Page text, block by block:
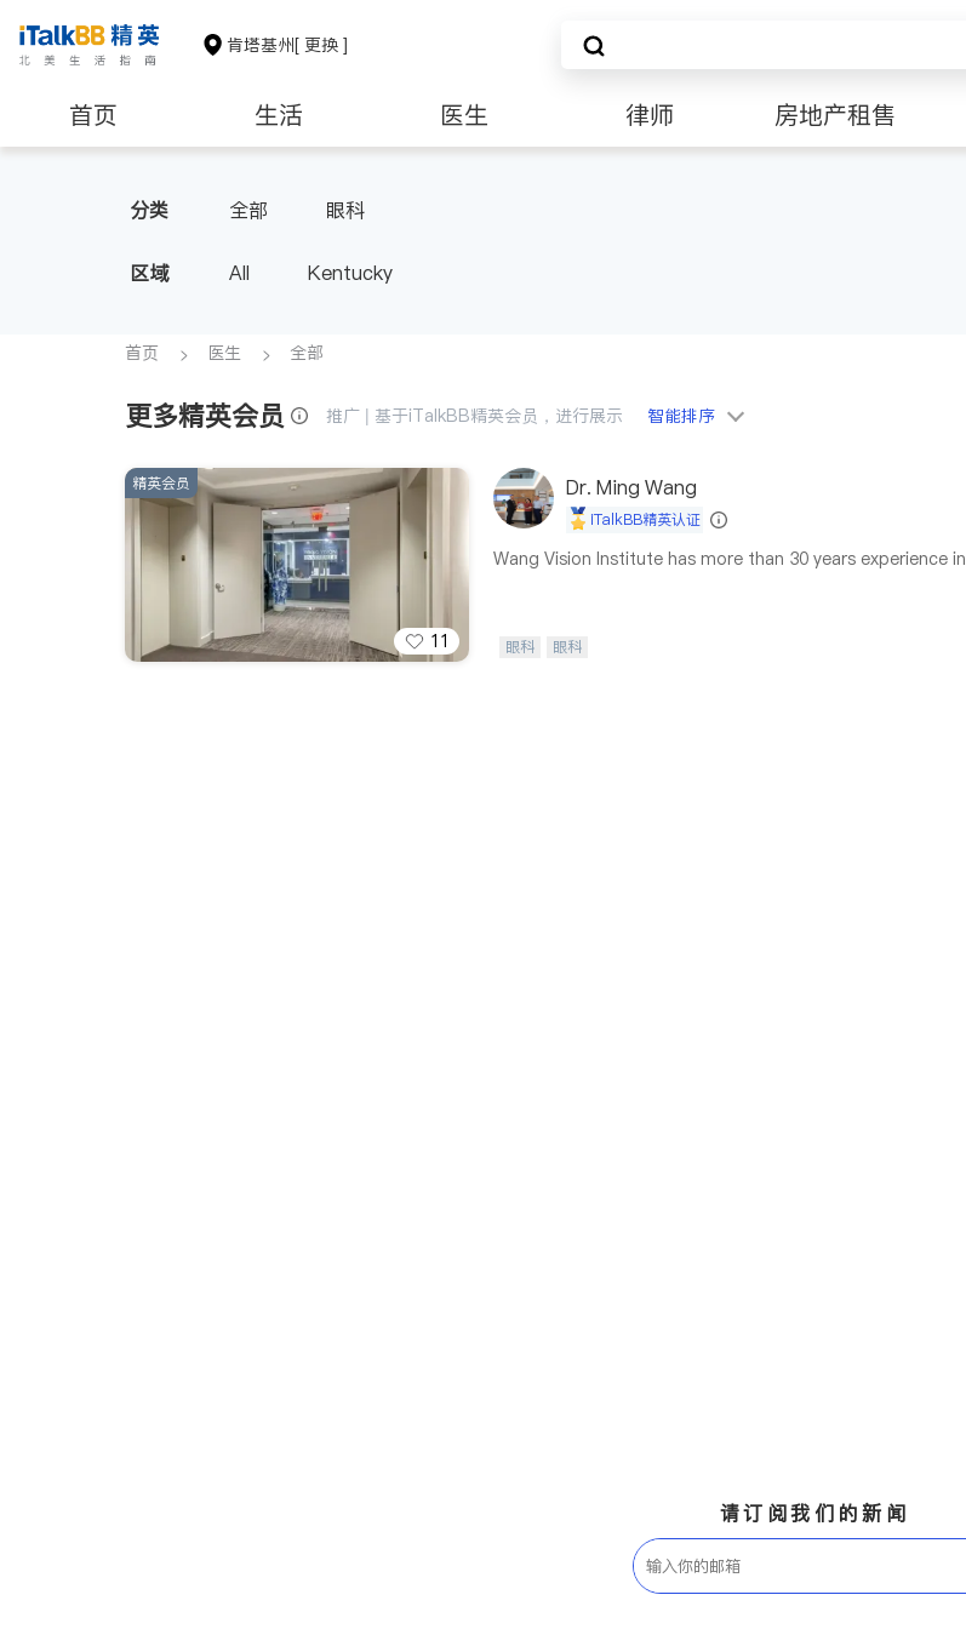
肯塔基州[ 更换 ]
首页 生活 医生 律师 房地产租售
分类 全部 眼科
区域 All Kentucky
首页 医生 全部
更多精英会员 推广 | 基于iTalkBB精英会员，进行展示 智能排序
11
精英会员 Dr. Ming Wang
iTalkBB精英认证
Wang Vision Institute has more than 30 years experience in
眼科 眼科
请订阅我们的新闻